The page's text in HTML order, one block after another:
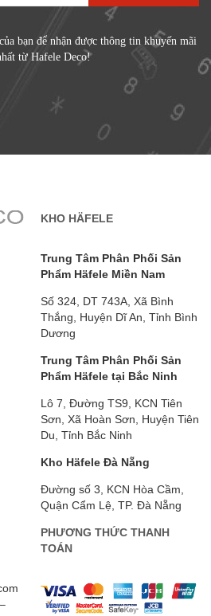
bạn để nhận được thông tin khuyến mãi
từ Hafele Deco!
KHO HÄFELE
Trung Tâm Phân Phối Sản
Phẩm Häfele Miền Nam
Số 324, DT 743A, Xã Bình
Thắng, Huyện Dĩ An, Tỉnh Bình
Dương
Trung Tâm Phân Phối Sản
Phẩm Häfele tại Bắc Ninh
Lô 7, Đường TS9, KCN Tiên
Sơn, Xã Hoàn Sơn, Huyện Tiên
Du, Tỉnh Bắc Ninh
Kho Häfele Đà Nẵng
Đường số 3, KCN Hòa Cầm,
Quận Cẩm Lệ, TP. Đà Nẵng
PHƯƠNG THỨC THANH
TOÁN